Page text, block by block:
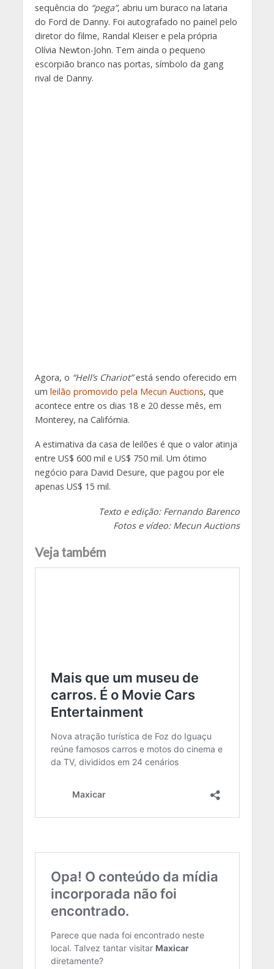
sequência do “pega”, abriu um buraco na lataria
do Ford de Danny. Foi autografado no painel pelo
diretor do filme, Randal Kleiser e pela própria
Olívia Newton-John. Tem ainda o pequeno
escorpião branco nas portas, símbolo da gang
rival de Danny.
Agora, o “Hell’s Chariot”está sendo oferecido em
um leilão promovido pela Mecun Auctions, que
acontece entre os dias 18 e 20 desse mês, em
Monterey, na Califórnia.
A estimativa da casa de leilões é que o valor atinja
entre US$ 600 mil e US$ 750 mil. Um ótimo
negócio para David Desure, que pagou por ele
apenas US$ 15 mil.
Texto e edição: Fernando Barenco
Fotos e vídeo: Mecun Auctions
Veja também